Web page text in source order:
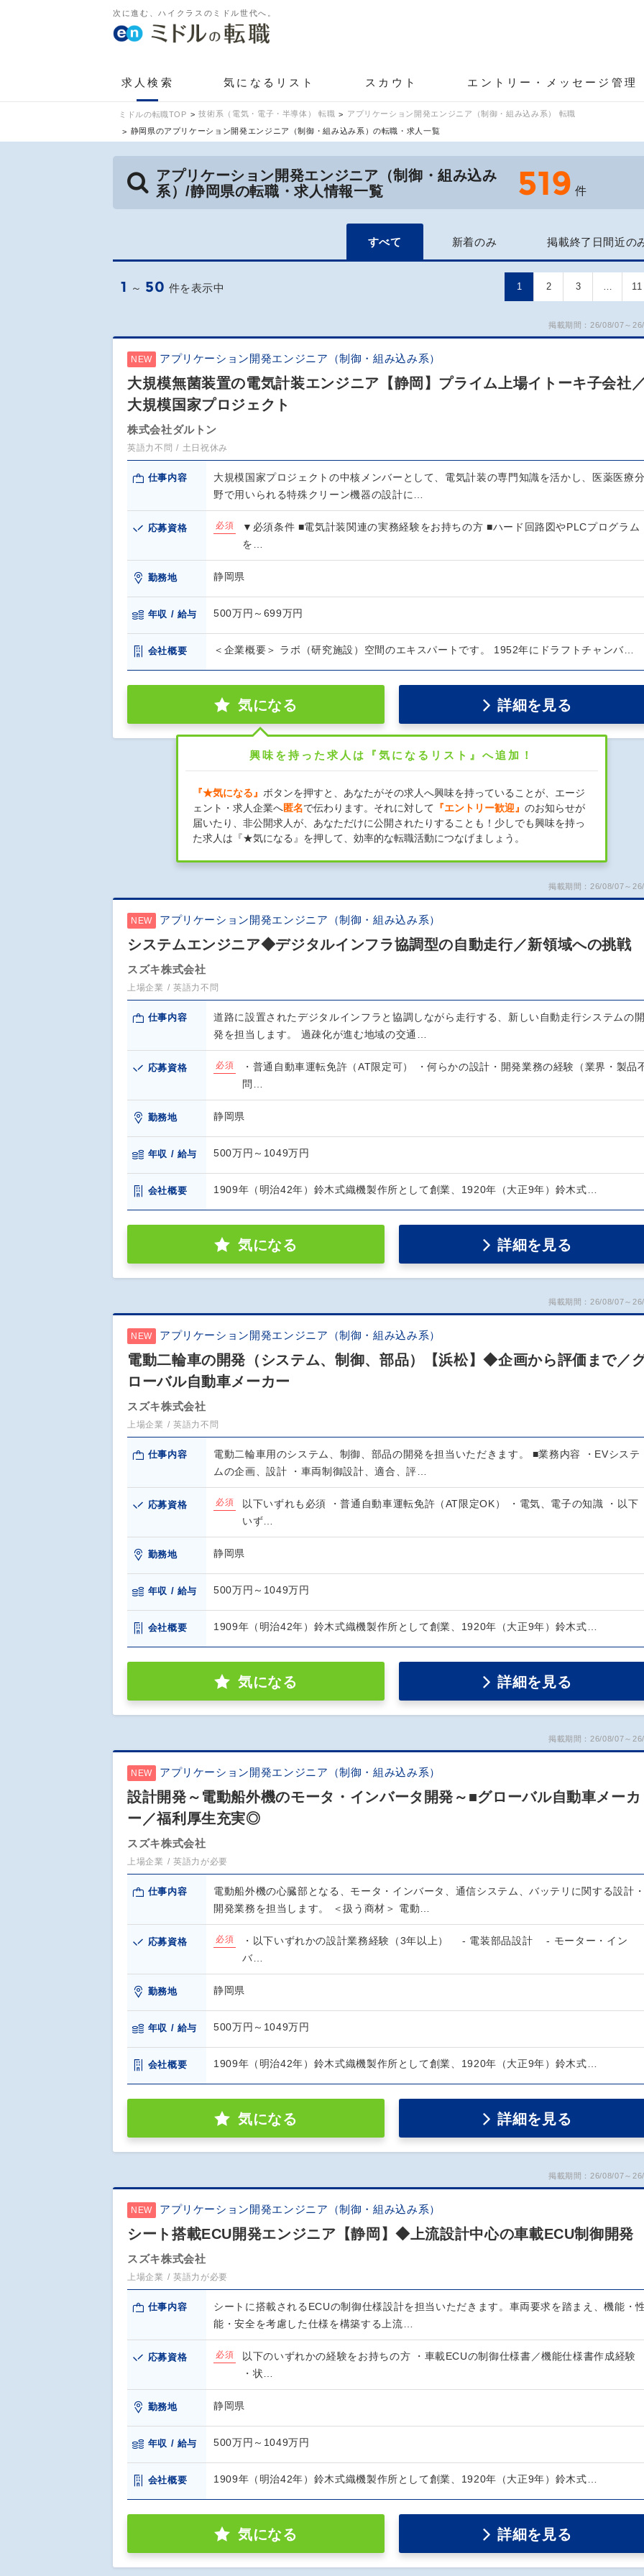
次に進む、ハイクラスのミドル世代へ。
求人検索 気になるリスト スカウト エントリー・メッセージ管理
ミドルの転職TOP 技術系（電気・電子・半導体） 転職
アプリケーション開発エンジニア（制御・組み込み系） 転職
静岡県のアプリケーション開発エンジニア（制御・組み込み系）の転職・求人一覧
アプリケーション開発エンジニア（制御・組み込み
系）/静岡県の転職・求人情報一覧
519 件
すべて 新着のみ 掲載終了日間近の
1 ～ 50 件を表示中 1 2 3 … 11
掲載期間：26/08/07～
NEW アプリケーション開発エンジニア（制御・組み込み系）
大規模無菌装置の電気計装エンジニア【静岡】プライム上場イトーキ子会社
大規模国家プロジェクト
株式会社ダルトン
英語力不問 土日祝休み
仕事内容
大規模国家プロジェクトの中核メンバーとして、電気計装の専門知識を活かし、医薬医療
野で用いられる特殊クリーン機器の設計に…
応募資格 必須
▼必須条件 ■電気計装関連の実務経験をお持ちの方 ■ハード回路図やPLCプログラム
を…
勤務地 静岡県
年収 / 給与 500万円～699万円
会社概要 ＜企業概要＞ ラボ（研究施設）空間のエキスパートです。 1952年にドラフトチャンバ…
気になる 詳細を見る
興味を持った求人は『気になるリスト』へ追加！
『★気になる』 ボタンを押すと、あなたがその求人へ興味を持っていることが、エージ
ェント・求人企業へ匿名で伝わります。それに対して 『エントリー歓迎』 のお知らせが
届いたり、非公開求人が、あなただけに公開されたりすることも！少しでも興味を持っ
た求人は『★気になる』を押して、効率的な転職活動につなげましょう。
掲載期間：26/08/07～
NEW アプリケーション開発エンジニア（制御・組み込み系）
システムエンジニア◆デジタルインフラ協調型の自動走行／新領域への挑戦
スズキ株式会社
上場企業 英語力不問
仕事内容
道路に設置されたデジタルインフラと協調しながら走行する、新しい自動走行システムの
発を担当します。 過疎化が進む地域の交通…
応募資格 必須
・普通自動車運転免許（AT限定可） ・何らかの設計・開発業務の経験（業界・製品
問…
勤務地 静岡県
年収 / 給与 500万円～1049万円
会社概要 1909年（明治42年）鈴木式織機製作所として創業、1920年（大正9年）鈴木式…
気になる 詳細を見る
掲載期間：26/08/07～
NEW アプリケーション開発エンジニア（制御・組み込み系）
電動二輪車の開発（システム、制御、部品）【浜松】◆企画から評価まで／
ローバル自動車メーカー
スズキ株式会社
上場企業 英語力不問
仕事内容
電動二輪車用のシステム、制御、部品の開発を担当いただきます。 ■業務内容 ・EVシステ
ムの企画、設計 ・車両制御設計、適合、評…
応募資格 必須
以下いずれも必須 ・普通自動車運転免許（AT限定OK） ・電気、電子の知識 ・以下
いず…
勤務地 静岡県
年収 / 給与 500万円～1049万円
会社概要 1909年（明治42年）鈴木式織機製作所として創業、1920年（大正9年）鈴木式…
気になる 詳細を見る
掲載期間：26/08/07～
NEW アプリケーション開発エンジニア（制御・組み込み系）
設計開発～電動船外機のモータ・インバータ開発～■グローバル自動車メーカ
ー／福利厚生充実◎
スズキ株式会社
上場企業 英語力が必要
仕事内容
電動船外機の心臓部となる、モータ・インバータ、通信システム、バッテリに関する設計
開発業務を担当します。 ＜扱う商材＞ 電動…
応募資格 必須
・以下いずれかの設計業務経験（3年以上） - 電装部品設計 - モーター・イン
バ…
勤務地 静岡県
年収 / 給与 500万円～1049万円
会社概要 1909年（明治42年）鈴木式織機製作所として創業、1920年（大正9年）鈴木式…
気になる 詳細を見る
掲載期間：26/08/07～
NEW アプリケーション開発エンジニア（制御・組み込み系）
シート搭載ECU開発エンジニア【静岡】◆上流設計中心の車載ECU制御開発
スズキ株式会社
上場企業 英語力が必要
仕事内容
シートに搭載されるECUの制御仕様設計を担当いただきます。車両要求を踏まえ、機能・
能・安全を考慮した仕様を構築する上流…
応募資格 必須
以下のいずれかの経験をお持ちの方 ・車載ECUの制御仕様書／機能仕様書作成経験
・状…
勤務地 静岡県
年収 / 給与 500万円～1049万円
会社概要 1909年（明治42年）鈴木式織機製作所として創業、1920年（大正9年）鈴木式…
気になる 詳細を見る